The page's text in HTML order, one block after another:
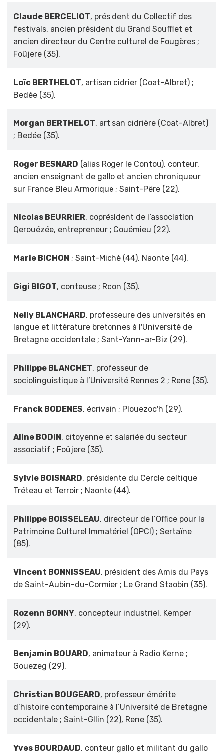
Claude BERCELIOT, président du Collectif des
festivals, ancien président du Grand Soufflet et
ancien directeur du Centre culturel de Fougères ;
Foûjere (35).
Loïc BERTHELOT, artisan cidrier (Coat-Albret) ;
Bedée (35).
Morgan BERTHELOT, artisan cidrière (Coat-Albret)
; Bedée (35).
Roger BESNARD (alias Roger le Contou), conteur,
ancien enseignant de gallo et ancien chroniqueur
sur France Bleu Armorique ; Saint-Përe (22).
Nicolas BEURRIER, coprésident de l’association
Qerouézée, entrepreneur ; Couémieu (22).
Marie BICHON ; Saint-Michè (44), Naonte (44).
Gigi BIGOT, conteuse ; Rdon (35).
Nelly BLANCHARD, professeure des universités en
langue et littérature bretonnes à l'Université de
Bretagne occidentale ; Sant-Yann-ar-Biz (29).
Philippe BLANCHET, professeur de
sociolinguistique à l’Université Rennes 2 ; Rene (35).
Franck BODENES, écrivain ; Plouezoc'h (29).
Aline BODIN, citoyenne et salariée du secteur
associatif ; Foûjere (35).
Sylvie BOISNARD, présidente du Cercle celtique
Tréteau et Terroir ; Naonte (44).
Philippe BOISSELEAU, directeur de l’Office pour la
Patrimoine Culturel Immatériel (OPCI) ; Sertaïne
(85).
Vincent BONNISSEAU, président des Amis du Pays
de Saint-Aubin-du-Cormier ; Le Grand Staobin (35).
Rozenn BONNY, concepteur industriel, Kemper
(29).
Benjamin BOUARD, animateur à Radio Kerne ;
Gouezeg (29).
Christian BOUGEARD, professeur émérite
d’histoire contemporaine à l’Université de Bretagne
occidentale ; Saint-Gllin (22), Rene (35).
Yves BOURDAUD, conteur gallo et militant du gallo